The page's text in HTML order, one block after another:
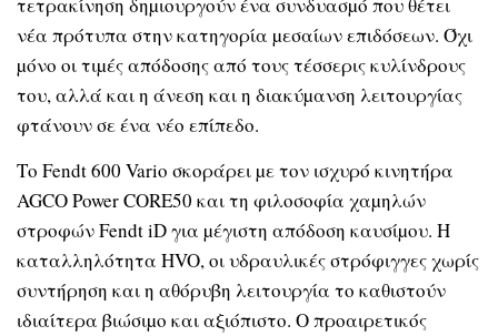
νέα πρότυπα στην κατηγορία µεσαίων επιδόσεων. Όχι
µόνο οι τιµές απόδοσης από τους τέσσερις κυλίνδρους
του, αλλά και η άνεση και η διακύµανση λειτουργίας
φτάνουν σε ένα νέο επίπεδο.
Το Fendt 600 Vario σκοράρει µε τον ισχυρό κινητήρα
AGCO Power CORE50 και τη φιλοσοφία χαµηλών
στροφών Fendt iD για µέγιστη απόδοση καυσίµου. Η
καταλληλότητα HVO, οι υδραυλικές στρόφιγγες χωρίς
συντήρηση και η αθόρυβη λειτουργία το καθιστούν
ιδιαίτερα βιώσιµο και αξιόπιστο. Ο προαιρετικός